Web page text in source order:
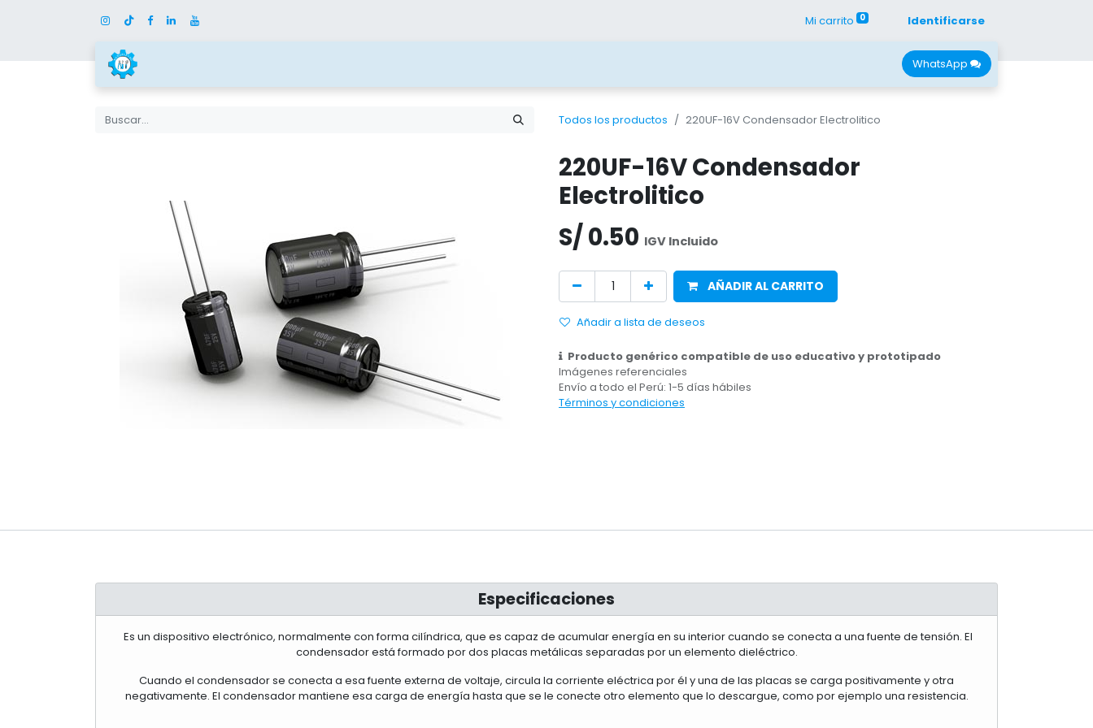
Mi carrito 0 Identificarse
WhatsApp
Todos los productos 220UF-16V Condensador Electrolitico
220UF-16V Condensador
Electrolitico
S/0.50 IGV Incluido
AÑADIR AL CARRITO
Añadir a lista de deseos
Producto genérico compatible de uso educativo y prototipado
Imágenes referenciales
Envío a todo el Perú: 1-5 días hábiles
Términos y condiciones
Especificaciones
Es un dispositivo electrónico, normalmente con forma cilíndrica, que es capaz de acumular energía en su interior cuando se conecta a una fuente de tensión. El
condensador está formado por dos placas metálicas separadas por un elemento dieléctrico.
Cuando el condensador se conecta a esa fuente externa de voltaje, circula la corriente eléctrica por él y una de las placas se carga positivamente y otra
negativamente. El condensador mantiene esa carga de energía hasta que se le conecte otro elemento que lo descargue, como por ejemplo una resistencia.